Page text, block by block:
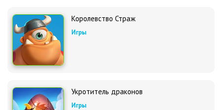
Королевство Страж
Игры
Укротитель драконов
Игры